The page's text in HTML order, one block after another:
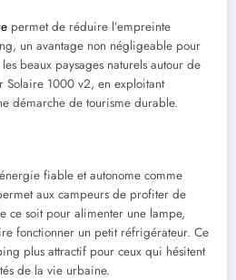
permet de réduire l’empreinte
un avantage non négligeable pour
beaux paysages naturels autour de
Solaire 1000 v2, en exploitant
démarche de tourisme durable.
fiable et autonome comme
aux campeurs de profiter de
ce soit pour alimenter une lampe,
fonctionner un petit réfrigérateur. Ce
plus attractif pour ceux qui hésitent
de la vie urbaine.